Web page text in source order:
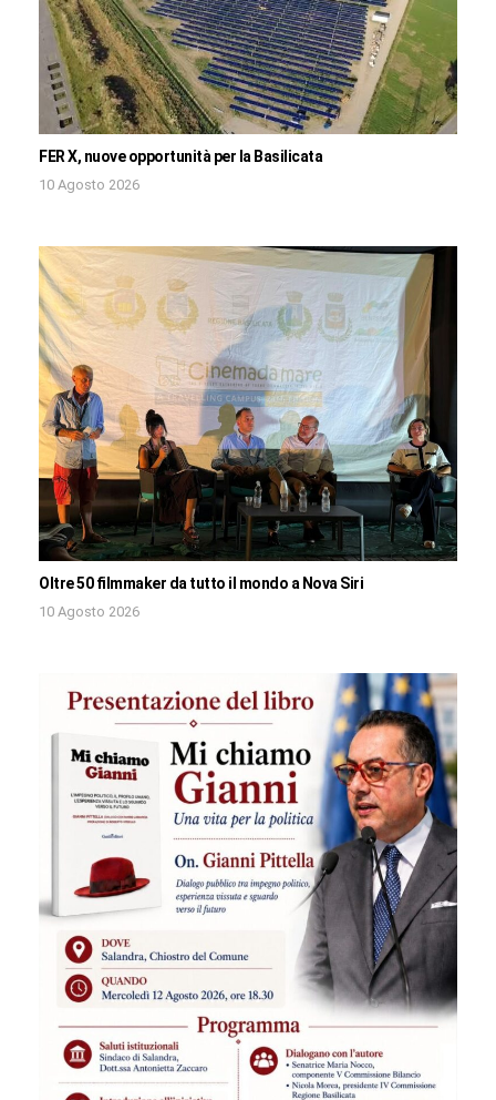
FER X, nuove opportunità per la Basilicata
10 Agosto 2026
Oltre 50 filmmaker da tutto il mondo a Nova Siri
10 Agosto 2026